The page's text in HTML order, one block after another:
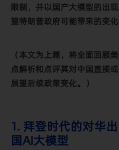
限制，并以国产大模型的出
望特朗普政府可能带来的变
（本文为上篇，将全面回顾
点解析和点评其对中国直接
展望后续政策变化。）
1. 拜登时代的对华
国AI大模型